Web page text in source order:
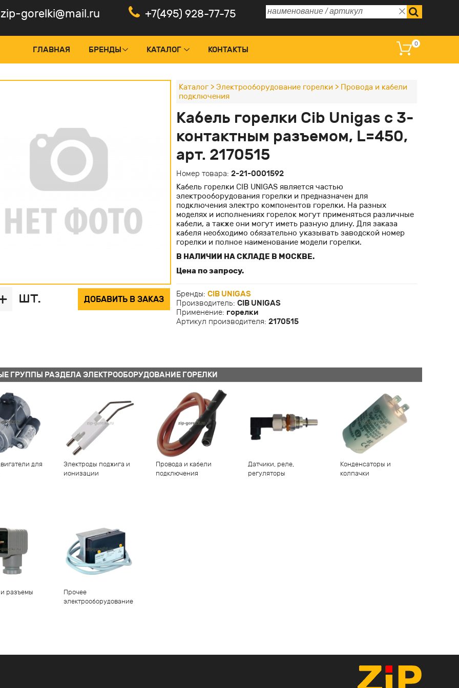
zip-gorelki@mail.ru +7(495) 928-77-75
ГЛАВНАЯ БРЕНДЫ КАТАЛОГ
горелок
герметичности
и ПИД-регуляторы
поджига
управления горелкой
Панели управления и дисплеи
Электромагнитные катушки
Частотные преобразователи
Электроклапаны регулирующие
КОНТАКТЫ
0
шт. ДОБАВИТЬ В ЗАКАЗ
Каталог> Электрооборудование горелки > Провода и кабели
подключения
Кабель горелки Cib Unigas с 3-
контактным разъемом, L=450,
арт. 2170515
Номер товара: 2-21-0001592
Кабель горелки CIB UNIGAS является частью
электрооборудования горелки и предназначен для
подключения электро компонентов горелки. На разных
моделях и исполнениях горелок могут применяться различные
кабели, а также они могут иметь разную длину. Для заказа
кабеля необходимо обязательно указывать заводской номер
горелки и полное наименование модели горелки.
В НАЛИЧИИ НА СКЛАДЕ В МОСКВЕ.
Цена по запросу.
Бренды: CIB UNIGAS
Производитель: CIB UNIGAS
Применение: горелки
Артикул производителя: 2170515
ГРУППЫ РАЗДЕЛА ЭЛЕКТРООБОРУДОВАНИЕ ГОРЕЛКИ
для
Электроды поджига и
ионизации
Провода и кабели
подключения
Датчики, реле,
регуляторы
Конденсаторы и
колпачки
разъемы
Прочее
электрооборудование